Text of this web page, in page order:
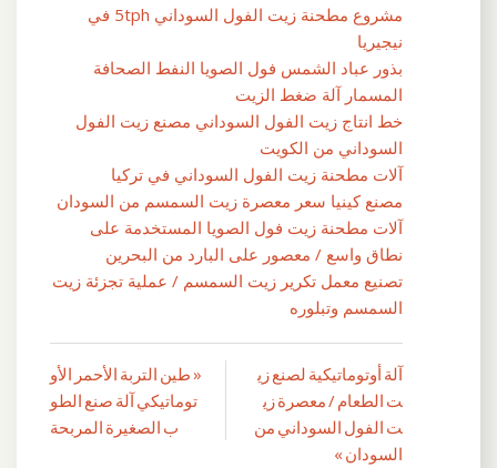
مشروع مطحنة زيت الفول السوداني 5tph في
نيجيريا
بذور عباد الشمس فول الصويا النفط الصحافة
المسمار آلة ضغط الزيت
خط انتاج زيت الفول السوداني مصنع زيت الفول
السوداني من الكويت
آلات مطحنة زيت الفول السوداني في تركيا
مصنع كينيا سعر معصرة زيت السمسم من السودان
آلات مطحنة زيت فول الصويا المستخدمة على
نطاق واسع / معصور على البارد من البحرين
تصنيع معمل تكرير زيت السمسم / عملية تجزئة زيت
السمسم وتبلوره
تصفّح
المقالات
« طين التربة الأحمر الأو
توماتيكي آلة صنع الطو
ب الصغيرة المربحة
آلة أوتوماتيكية لصنع زي
ت الطعام / معصرة زي
ت الفول السوداني من
السودان »